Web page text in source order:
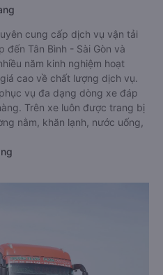
cung cấp dịch vụ vận tải
đến Tân Bình - Sài Gòn và
năm kinh nghiệm hoạt
cao về chất lượng dịch vụ.
vụ đa dạng dòng xe đáp
Trên xe luôn được trang bị
nằm, khăn lạnh, nước uống,